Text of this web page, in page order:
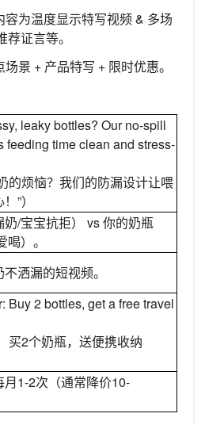
为温度显示特写视频 & 多场
证言等。
景 + 产品特写 + 限时优惠。
leaky bottles? Our no-spill
feeding time clean and stress-
的烦恼？我们的防漏设计让喂
”）
/宝宝抗拒） vs 你的奶瓶
喝）。
洒漏的短视频。
Buy 2 bottles, get a free travel
买2个奶瓶，送便携收纳
1-2次（通常降价10-